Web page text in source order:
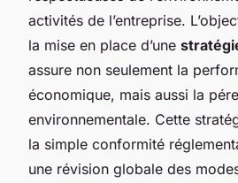
activités de l’entreprise.
la mise en place d’une
assure non seulement la
économique, mais aussi la
environnementale. Cette
la simple conformité
une révision globale des